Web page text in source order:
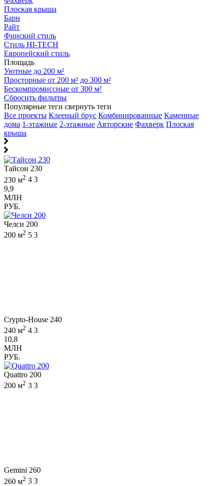
Плоская крыша
Барн
Райт
Финский стиль
Стиль HI-TECH
Европейский стиль
Площадь
Уютные до 200 м²
Просторные от 200 м² до 300 м²
Бескомпромиссные от 300 м²
Сбросить фильтры
Популярные теги свернуть теги
Все проекты Клееный брус Комбинированные Каменные
дома 1-этажные 2-этажные Авторские Фахверк Плоская
крыша
Тайсон 230
230 м2 4 3
9,9
МЛН
РУБ.
Челси 200
200 м2 5 3
Crypto-House 240
240 м2 4 3
10,8
МЛН
РУБ.
Quattro 200
200 м2 3 3
Gemini 260
260 м2 3 3